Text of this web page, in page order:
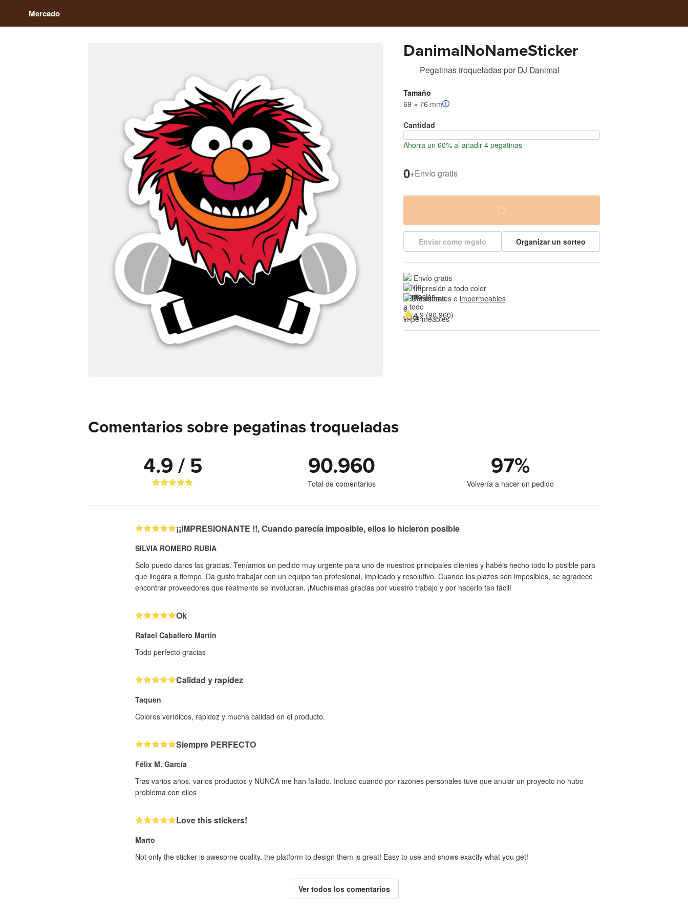
Mercado
DanimalNoNameSticker
Pegatinas troqueladaspor DJ Danimal
Tamaño
69 × 76 mm
Cantidad
Ahorra un 60% al añadir 4 pegatinas
0+Envío gratis
Enviar como regalo Organizar un sorteo
Envío gratis
Impresión a todo color
Resistentes e impermeables
4.9 (90.960)
Comentarios sobre pegatinas troqueladas
4.9 / 5 90.960
Total de comentarios
97%
Volvería a hacer un pedido
¡¡IMPRESIONANTE !!, Cuando parecía imposible, ellos lo hicieron posible
SILVIA ROMERO RUBIA
Solo puedo daros las gracias. Teníamos un pedido muy urgente para uno de nuestros principales clientes y habéis hecho todo lo posible para
que llegara a tiempo. Da gusto trabajar con un equipo tan profesional, implicado y resolutivo. Cuando los plazos son imposibles, se agradece
encontrar proveedores que realmente se involucran. ¡Muchísimas gracias por vuestro trabajo y por hacerlo tan fácil!
Ok
Rafael Caballero Martin
Todo perfecto gracias
Calidad y rapidez
Taquen
Colores verídicos, rapidez y mucha calidad en el producto.
Siempre PERFECTO
Félix M. García
Tras varios años, varios productos y NUNCA me han fallado. Incluso cuando por razones personales tuve que anular un proyecto no hubo
problema con ellos
Love this stickers!
Marto
Not only the sticker is awesome quality, the platform to design them is great! Easy to use and shows exactly what you get!
Ver todos los comentarios